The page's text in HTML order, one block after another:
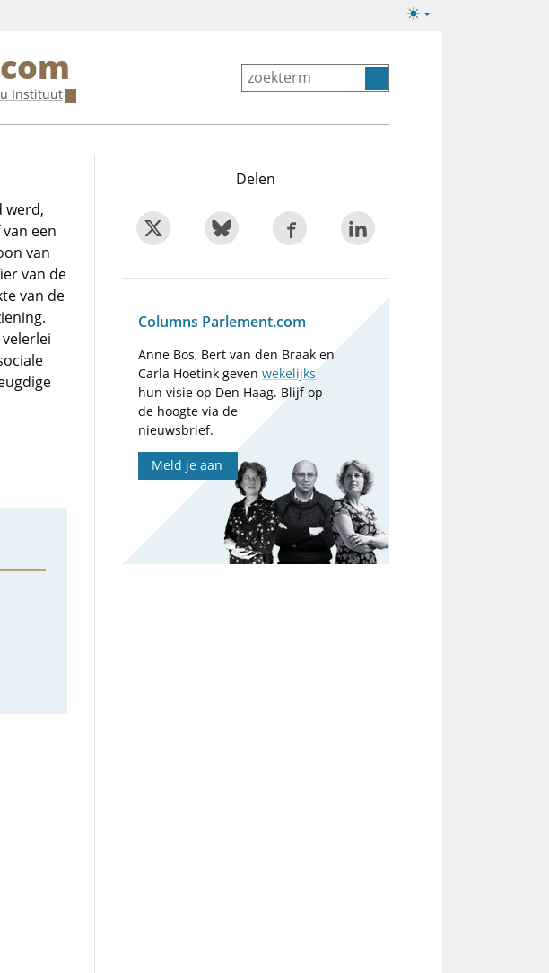
Lichte/donkere
Instituut
werd,
een
van
van de
van de
Delen
Columns Parlement.com
Anne Bos, Bert van den Braak en
Carla Hoetink gevenwekelijks
hun visie op Den Haag. Blijf op
de hoogte via de
nieuwsbrief.
Meld je aan